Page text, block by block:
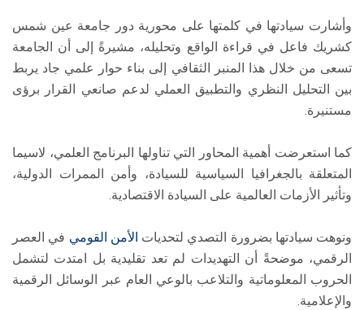
وأشارت سيادتها في كلمتها على محورية دور جامعة عين شمس
كشريك فاعل في قراءة الواقع وتحليله، مشيرةً إلى أن الجامعة
تسعى من خلال هذا المنبر الثقافي إلى بناء حوار علمي جاد يربط
بين التحليل النظري والتطبيق العملي لدعم صانعي القرار برؤى
مستنيرة.
كما استعرضت أهمية المحاور التي تناولها البرنامج العلمي، لاسيما
المتعلقة بالجغرافيا السياسية للسيادة، وأمن الممرات الدولية،
وتأثير الأزمات العالمية على السيادة الاقتصادية.
ونوهت سيادتها بضرورة التصدي لتحديات الأمن القومي في العصر
الرقمي، موضحةً أن التهديدات لم تعد تقليدية بل امتدت لتشمل
الحروب المعلوماتية والتلاعب بالوعي العام عبر الوسائل الرقمية
والإعلامية.